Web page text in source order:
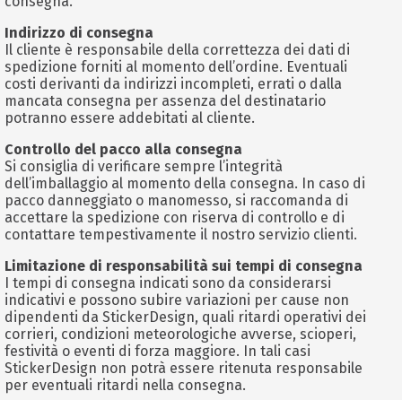
Indirizzo di consegna
Il cliente è responsabile della correttezza dei dati di
spedizione forniti al momento dell’ordine. Eventuali
costi derivanti da indirizzi incompleti, errati o dalla
mancata consegna per assenza del destinatario
potranno essere addebitati al cliente.
Controllo del pacco alla consegna
Si consiglia di verificare sempre l’integrità
dell’imballaggio al momento della consegna. In caso di
pacco danneggiato o manomesso, si raccomanda di
accettare la spedizione con riserva di controllo e di
contattare tempestivamente il nostro servizio clienti.
Limitazione di responsabilità sui tempi di consegna
I tempi di consegna indicati sono da considerarsi
indicativi e possono subire variazioni per cause non
dipendenti da StickerDesign, quali ritardi operativi dei
corrieri, condizioni meteorologiche avverse, scioperi,
festività o eventi di forza maggiore. In tali casi
StickerDesign non potrà essere ritenuta responsabile
per eventuali ritardi nella consegna.